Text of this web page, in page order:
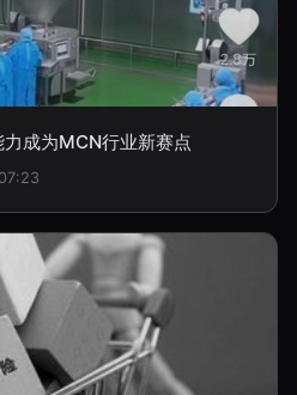
成为MCN行业新赛点